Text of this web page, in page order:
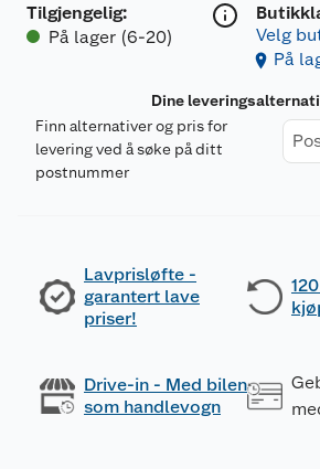
Tilgjengelig:
På lager (6-20)
Velg
På
Dine
Finn alternativer og pris for
levering ved å søke på ditt
postnummer
Lavprisløfte -
garantert lave
priser!
Drive-in - Med bilen
som handlevogn